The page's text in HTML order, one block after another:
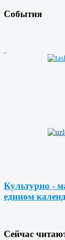
События
Культурно -
едином
Cейчас